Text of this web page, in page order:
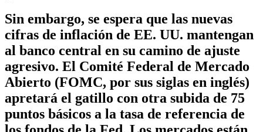
Sin embargo, se espera que las nuevas
cifras de inflación de EE. UU. mantengan
al banco central en su camino de ajuste
agresivo. El Comité Federal de Mercado
Abierto (FOMC, por sus siglas en inglés)
apretará el gatillo con otra subida de 75
puntos básicos a la tasa de referencia de